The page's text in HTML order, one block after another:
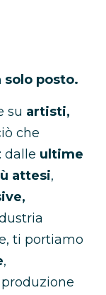
solo posto.
su artisti,
che
dalle ultime
attesi,
ti portiamo
,